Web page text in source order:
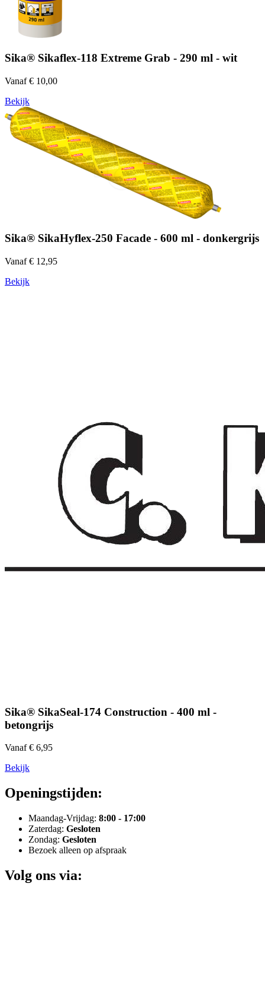
Sika® Sikaflex-118 Extreme Grab - 290 ml - wit
Vanaf € 10,00
Bekijk
Sika® SikaHyflex-250 Facade - 600 ml - donkergrijs
Vanaf € 12,95
Bekijk
Sika® SikaSeal-174 Construction - 400 ml -
betongrijs
Vanaf € 6,95
Bekijk
Openingstijden:
Maandag-Vrijdag: 8:00 - 17:00
Zaterdag: Gesloten
Zondag: Gesloten
Bezoek alleen op afspraak
Volg ons via: